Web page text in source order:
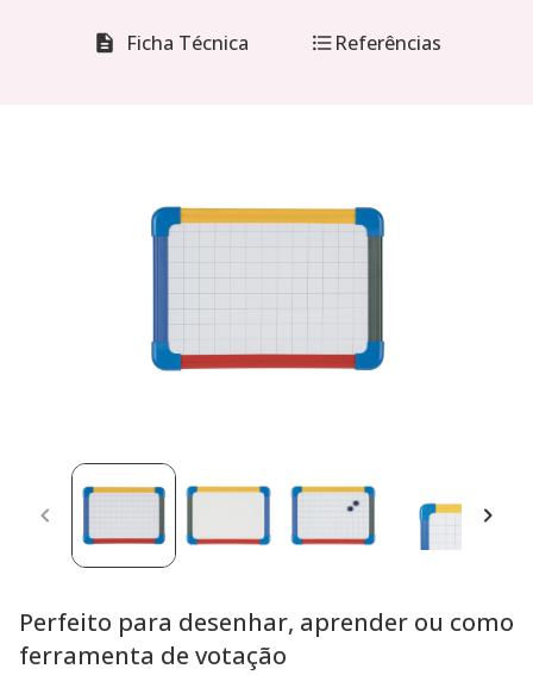
Ficha Técnica Referências
Perfeito para desenhar, aprender ou como
ferramenta de votação